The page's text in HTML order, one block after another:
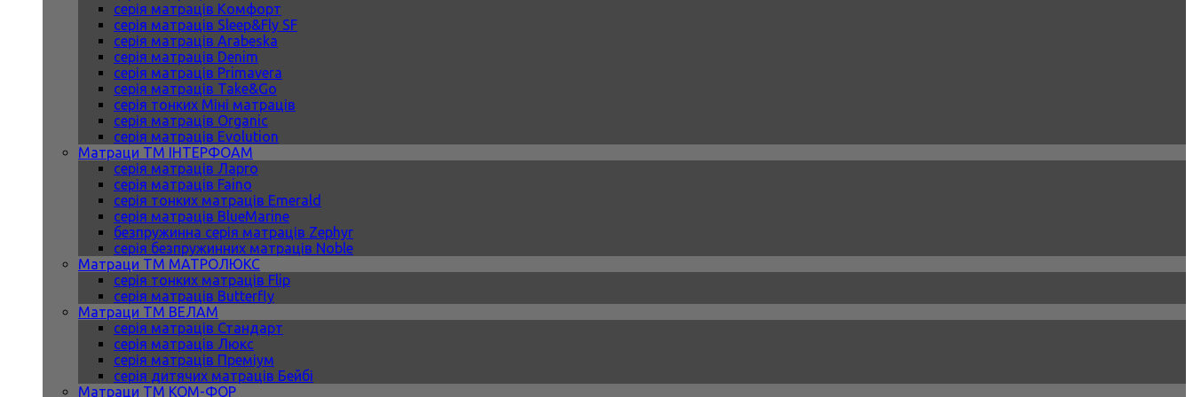
серія матраців Комфорт
серія матраців Sleep&Fly SF
серія матраців Arabeska
серія матраців Denim
серія матраців Primavera
серія матраців Take&Go
серія тонких Міні матраців
серія матраців Organic
серія матраців Evolution
Матраци ТМ ІНТЕРФОАМ
серія матраців Ларго
серія матраців Faino
серія тонких матраців Emerald
серія матраців BlueMarine
безпружинна серія матраців Zephyr
серія безпружинних матраців Noble
Матраци ТМ МАТРОЛЮКС
серія тонких матраців Flip
серія матраців Butterfly
Матраци ТМ ВЕЛАМ
серія матраців Стандарт
серія матраців Люкс
серія матраців Преміум
серія дитячих матраців Бейбі
Матраци ТМ КОМ-ФОР